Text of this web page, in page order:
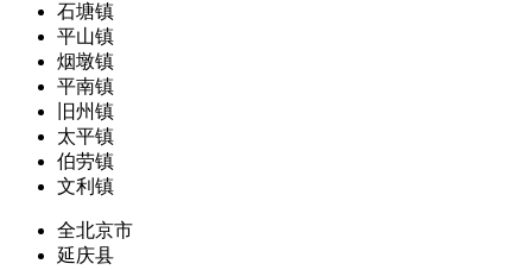
石塘镇
平山镇
烟墩镇
平南镇
旧州镇
太平镇
伯劳镇
文利镇
全北京市
延庆县